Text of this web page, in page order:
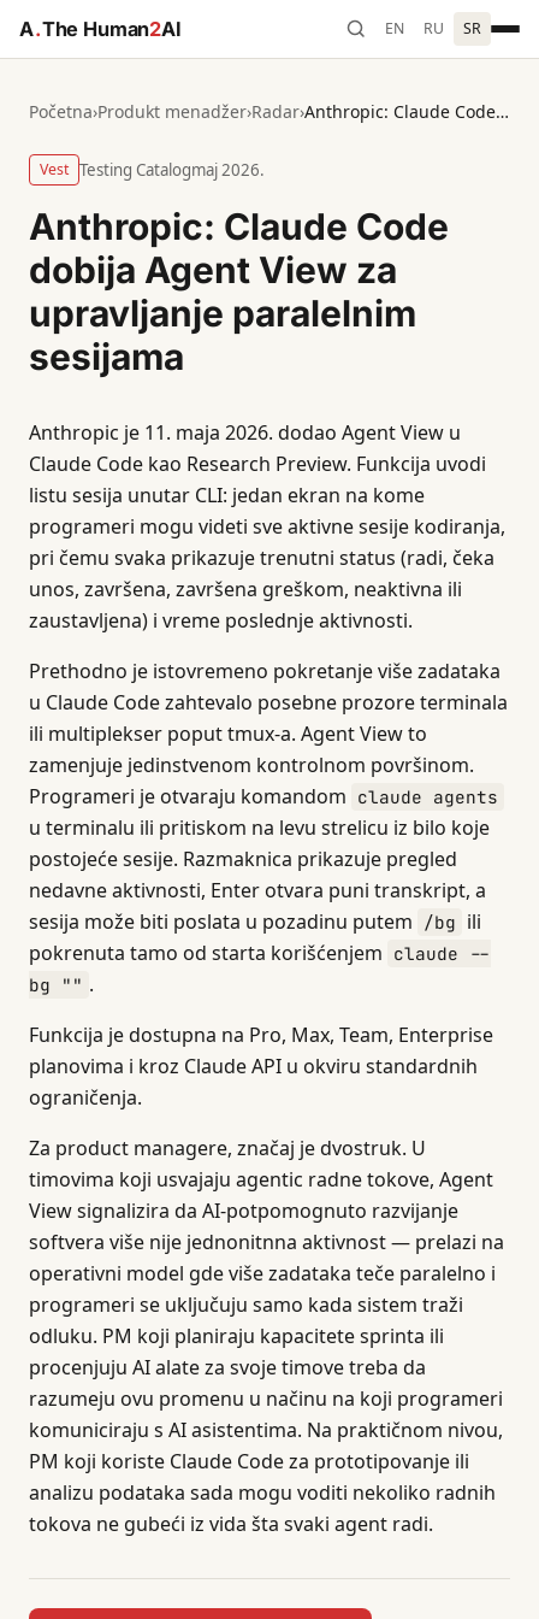
A.The Human2AI EN RU SR
Početna›Produkt menadžer›Radar› Anthropic: Claude Code dobija Agent View za upravljanje paralelnim sesijama
Vest Testing Catalogmaj 2026.
Anthropic: Claude Code
dobija Agent View za
upravljanje paralelnim
sesijama
Anthropic je 11. maja 2026. dodao Agent View u
Claude Code kao Research Preview. Funkcija uvodi
listu sesija unutar CLI: jedan ekran na kome
programeri mogu videti sve aktivne sesije kodiranja,
pri čemu svaka prikazuje trenutni status (radi, čeka
unos, završena, završena greškom, neaktivna ili
zaustavljena) i vreme poslednje aktivnosti.
Prethodno je istovremeno pokretanje više zadataka
u Claude Code zahtevalo posebne prozore terminala
ili multiplekser poput tmux-a. Agent View to
zamenjuje jedinstvenom kontrolnom površinom.
Programeri je otvaraju komandom claude agents
u terminalu ili pritiskom na levu strelicu iz bilo koje
postojeće sesije. Razmaknica prikazuje pregled
nedavne aktivnosti, Enter otvara puni transkript, a
sesija može biti poslata u pozadinu putem /bg ili
pokrenuta tamo od starta korišćenjem claude --
bg "" .
Funkcija je dostupna na Pro, Max, Team, Enterprise
planovima i kroz Claude API u okviru standardnih
ograničenja.
Za product managere, značaj je dvostruk. U
timovima koji usvajaju agentic radne tokove, Agent
View signalizira da AI-potpomognuto razvijanje
softvera više nije jednonitnna aktivnost — prelazi na
operativni model gde više zadataka teče paralelno i
programeri se uključuju samo kada sistem traži
odluku. PM koji planiraju kapacitete sprinta ili
procenjuju AI alate za svoje timove treba da
razumeju ovu promenu u načinu na koji programeri
komuniciraju s AI asistentima. Na praktičnom nivou,
PM koji koriste Claude Code za prototipovanje ili
analizu podataka sada mogu voditi nekoliko radnih
tokova ne gubeći iz vida šta svaki agent radi.